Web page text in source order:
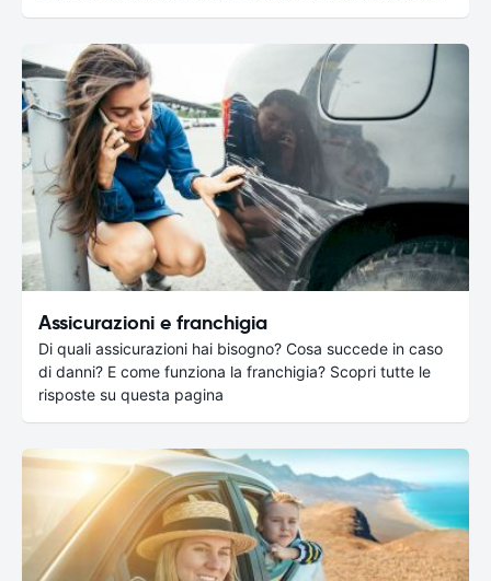
Assicurazioni e franchigia
Di quali assicurazioni hai bisogno? Cosa succede in caso
di danni? E come funziona la franchigia? Scopri tutte le
risposte su questa pagina